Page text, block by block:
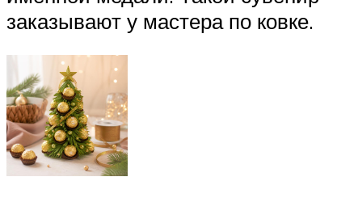
заказывают у мастера по ковке.